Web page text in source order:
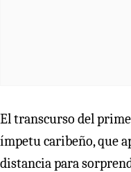
El transcurso del
ímpetu caribeño, que
distancia para